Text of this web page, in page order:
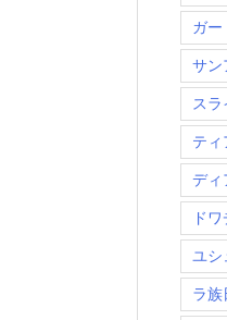
ガー
サン
ス
ティ
ディ
ド
ユシ
ラ族